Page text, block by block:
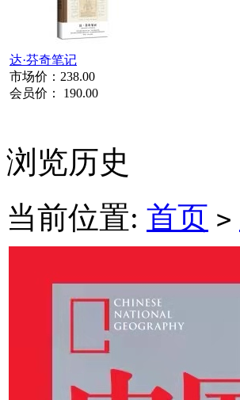
达·芬奇笔记
市场价： 238.00
会员价： 190.00
浏览历史
当前位置: 首页 >